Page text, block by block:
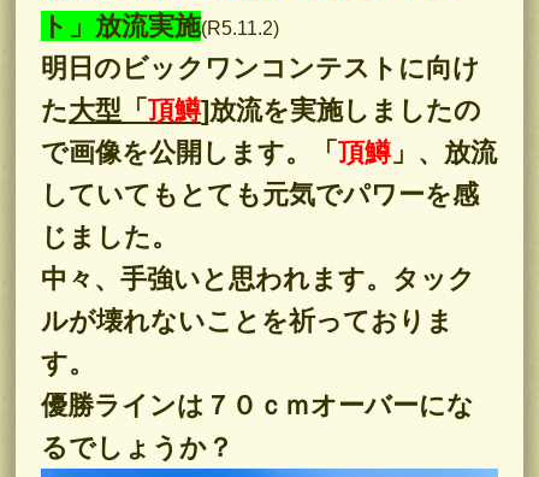
ト」放流実施(R5.11.2)
明日のビックワンコンテストに向け
た大型「頂鱒]放流を実施しましたの
で画像を公開します。「頂鱒」、放流
していてもとても元気でパワーを感
じました。
中々、手強いと思われます。タック
ルが壊れないことを祈っておりま
す。
優勝ラインは７０ｃｍオーバーにな
るでしょうか？